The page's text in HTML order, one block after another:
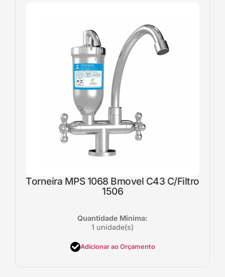
Torneira MPS 1068 Bmovel C43 C/Filtro
1506
Quantidade Mínima:
1 unidade(s)
Adicionar ao Orçamento